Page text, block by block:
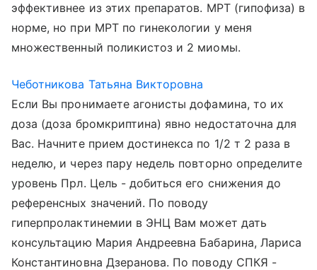
эффективнее из этих препаратов. МРТ (гипофиза) в
норме, но при МРТ по гинекологии у меня
множественный поликистоз и 2 миомы.
Чеботникова Татьяна Викторовна
Если Вы пронимаете агонисты дофамина, то их
доза (доза бромкриптина) явно недостаточна для
Вас. Начните прием достинекса по 1/2 т 2 раза в
неделю, и через пару недель повторно определите
уровень Прл. Цель - добиться его снижения до
референсных значений. По поводу
гиперпролактинемии в ЭНЦ Вам может дать
консультацию Мария Андреевна Бабарина, Лариса
Константиновна Дзеранова. По поводу СПКЯ -